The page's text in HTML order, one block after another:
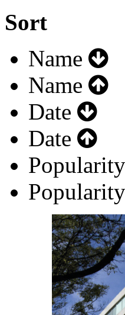
Sort
Name
Name
Date
Date
Popularity
Popularity